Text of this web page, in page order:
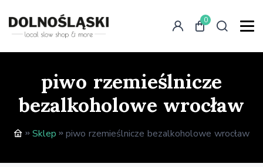
0
piwo rzemieślnicze
bezalkoholowe wrocław
Sklep piwo rzemieślnicze bezalkoholowe wrocław